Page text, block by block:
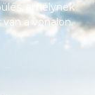
amelynek
van a vonalon.